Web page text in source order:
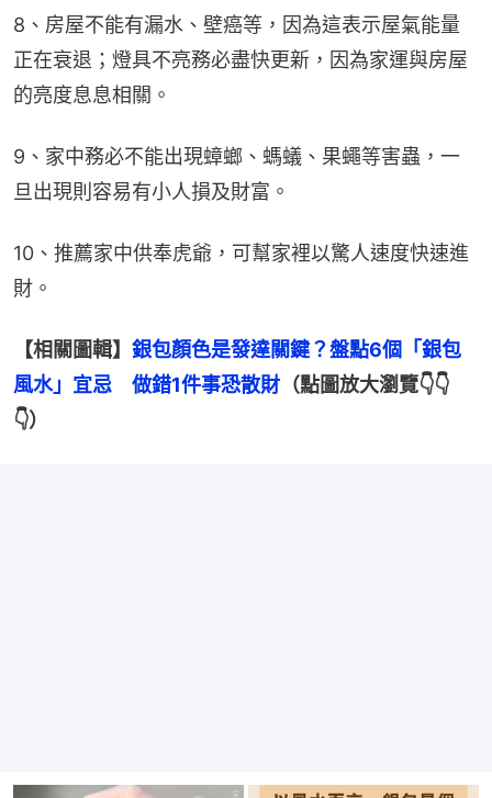
8、房屋不能有漏水、壁癌等，因為這表示屋氣能量
正在衰退；燈具不亮務必盡快更新，因為家運與房屋
的亮度息息相關。
9、家中務必不能出現蟑螂、螞蟻、果蠅等害蟲，一
旦出現則容易有小人損及財富。
10、推薦家中供奉虎爺，可幫家裡以驚人速度快速進
財。
【相關圖輯】 銀包顏色是發達關鍵？盤點6個「銀包
風水」宜忌　做錯1件事恐散財 （點圖放大瀏覽👇👇
👇）